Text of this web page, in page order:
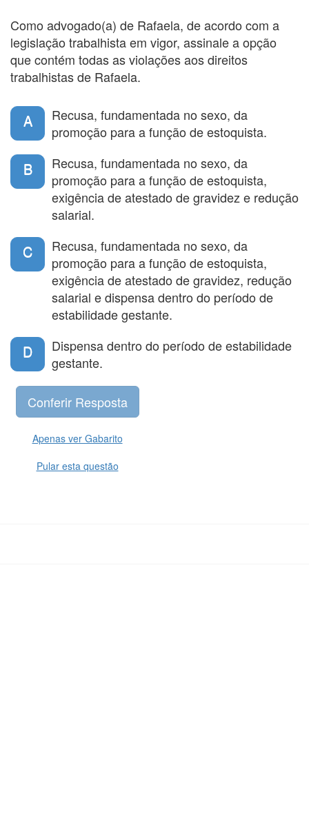
Como advogado(a) de Rafaela, de acordo com a
legislação trabalhista em vigor, assinale a opção
que contém todas as violações aos direitos
trabalhistas de Rafaela.
A
Recusa, fundamentada no sexo, da
promoção para a função de estoquista.
B
Recusa, fundamentada no sexo, da
promoção para a função de estoquista,
exigência de atestado de gravidez e redução
salarial.
C
Recusa, fundamentada no sexo, da
promoção para a função de estoquista,
exigência de atestado de gravidez, redução
salarial e dispensa dentro do período de
estabilidade gestante.
D
Dispensa dentro do período de estabilidade
gestante.
Apenas ver Gabarito
Pular esta questão